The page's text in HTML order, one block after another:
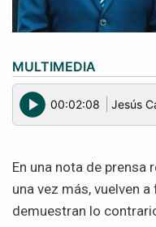
MULTIMEDIA
play_circle 00:02:08 Jesús
En una nota de
una vez más, vuelven
demuestran lo